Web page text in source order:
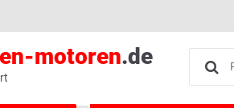
motoren.de